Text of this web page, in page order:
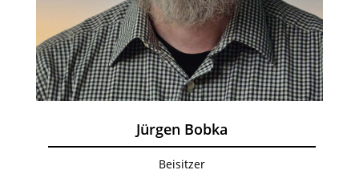
Jürgen Bobka
Beisitzer